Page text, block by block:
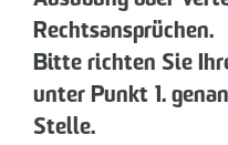
Rechtsansprüchen.
Bitte richten Sie
unter Punkt 1.
Stelle.